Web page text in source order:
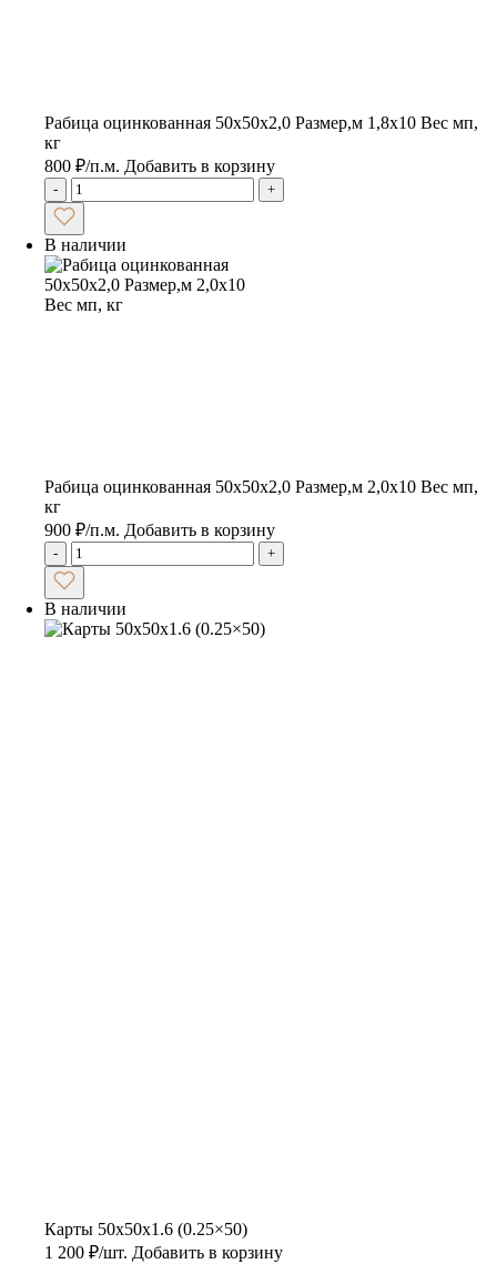
Рабица оцинкованная 50х50х2,0 Размер,м 1,8х10 Вес мп,
кг
800 ₽/п.м. Добавить в корзину
- +
В наличии
Рабица оцинкованная 50х50х2,0 Размер,м 2,0х10 Вес мп,
кг
900 ₽/п.м. Добавить в корзину
- +
В наличии
Карты 50x50x1.6 (0.25×50)
1 200 ₽/шт. Добавить в корзину